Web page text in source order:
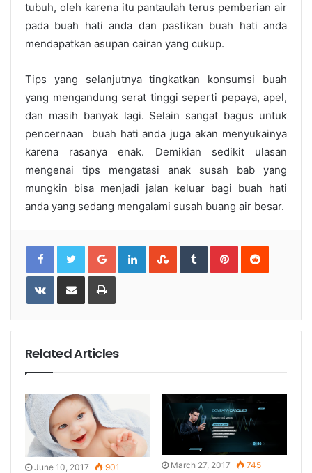
tubuh, oleh karena itu pantaulah terus pemberian air
pada buah hati anda dan pastikan buah hati anda
mendapatkan asupan cairan yang cukup.
Tips yang selanjutnya tingkatkan konsumsi buah
yang mengandung serat tinggi seperti pepaya, apel,
dan masih banyak lagi. Selain sangat bagus untuk
pencernaan buah hati anda juga akan menyukainya
karena rasanya enak. Demikian sedikit ulasan
mengenai tips mengatasi anak susah bab yang
mungkin bisa menjadi jalan keluar bagi buah hati
anda yang sedang mengalami susah buang air besar.
Google+LinkedInStumbleUpon
TumblrPinterestReddit
VKontakteShare
Email
Print
Related Articles
June 10, 2017 901 March 27, 2017 745